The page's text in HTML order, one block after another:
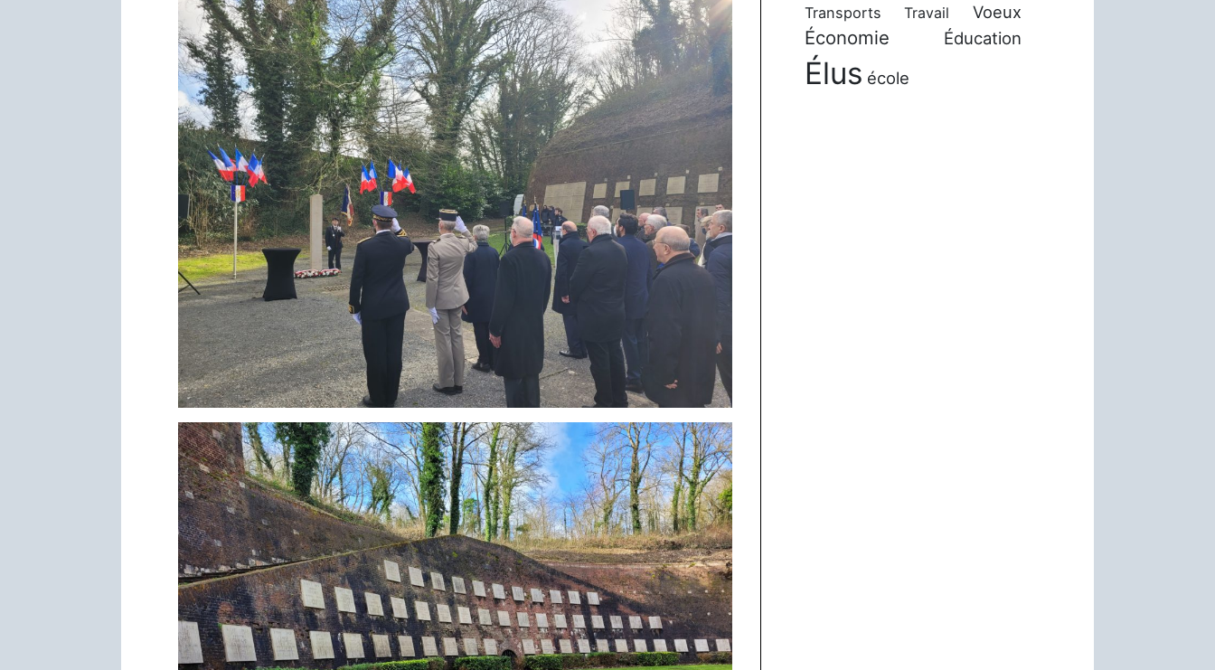
Transports Travail Voeux
Économie Éducation
Élus école